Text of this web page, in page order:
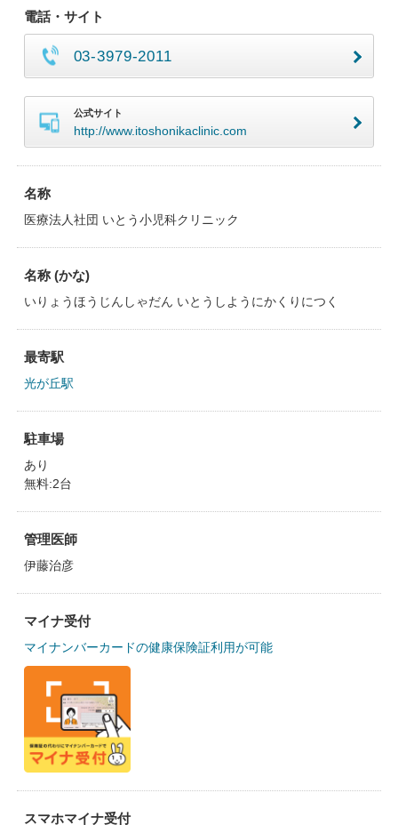
電話・サイト
03-3979-2011
公式サイト
http://www.itoshonikaclinic.com
名称
医療法人社団 いとう小児科クリニック
名称 (かな)
いりょうほうじんしゃだん いとうしようにかくりにつく
最寄駅
光が丘駅
駐車場
あり
無料:2台
管理医師
伊藤治彦
マイナ受付
マイナンバーカードの健康保険証利用が可能
スマホマイナ受付